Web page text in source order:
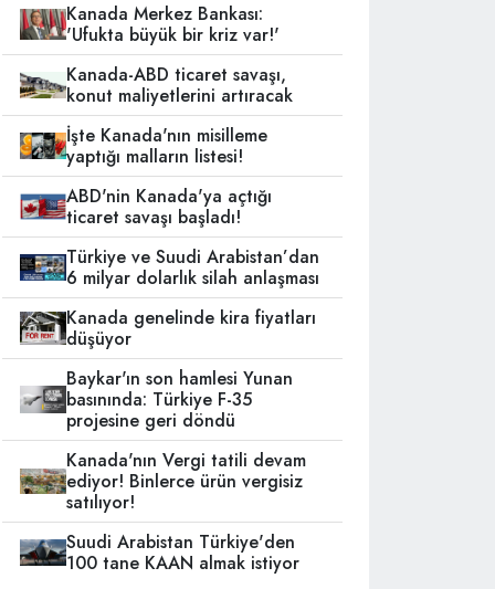
Kanada Merkez Bankası:
'Ufukta büyük bir kriz var!'
Kanada-ABD ticaret savaşı,
konut maliyetlerini artıracak
İşte Kanada'nın misilleme
yaptığı malların listesi!
ABD'nin Kanada'ya açtığı
ticaret savaşı başladı!
Türkiye ve Suudi Arabistan’dan
6 milyar dolarlık silah anlaşması
Kanada genelinde kira fiyatları
düşüyor
Baykar'ın son hamlesi Yunan
basınında: Türkiye F-35
projesine geri döndü
Kanada'nın Vergi tatili devam
ediyor! Binlerce ürün vergisiz
satılıyor!
Suudi Arabistan Türkiye'den
100 tane KAAN almak istiyor